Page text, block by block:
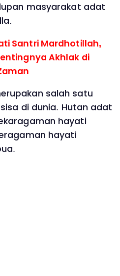
masyarakat adat
Santri Mardhotillah,
Akhlak di
salah satu
di dunia. Hutan adat
hayati
hayati